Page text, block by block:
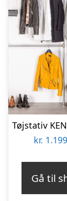
kr.
Gå til